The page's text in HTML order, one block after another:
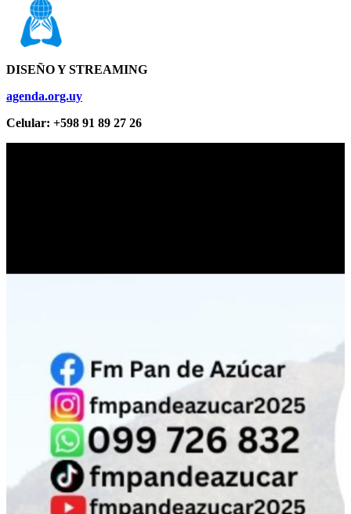
DISEÑO Y STREAMING
agenda.org.uy
Celular: +598 91 89 27 26